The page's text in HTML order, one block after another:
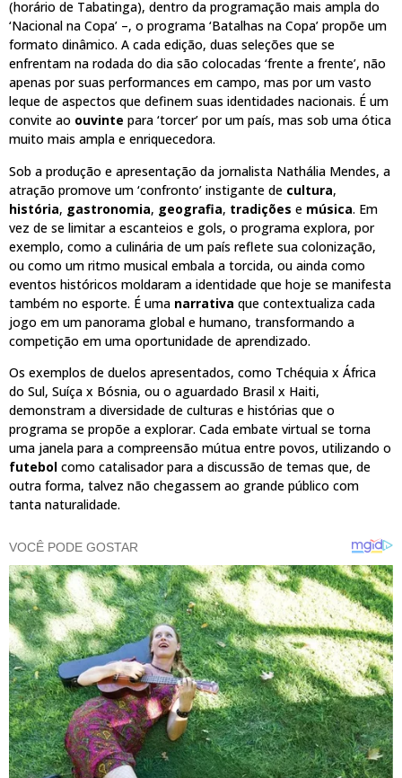
(horário de Tabatinga), dentro da programação mais ampla do
‘Nacional na Copa’ –, o programa ‘Batalhas na Copa’ propõe um
formato dinâmico. A cada edição, duas seleções que se
enfrentam na rodada do dia são colocadas ‘frente a frente’, não
apenas por suas performances em campo, mas por um vasto
leque de aspectos que definem suas identidades nacionais. É um
convite ao ouvinte para ‘torcer’ por um país, mas sob uma ótica
muito mais ampla e enriquecedora.
Sob a produção e apresentação da jornalista Nathália Mendes, a
atração promove um ‘confronto’ instigante de cultura,
história, gastronomia, geografia, tradições e música. Em
vez de se limitar a escanteios e gols, o programa explora, por
exemplo, como a culinária de um país reflete sua colonização,
ou como um ritmo musical embala a torcida, ou ainda como
eventos históricos moldaram a identidade que hoje se manifesta
também no esporte. É uma narrativa que contextualiza cada
jogo em um panorama global e humano, transformando a
competição em uma oportunidade de aprendizado.
Os exemplos de duelos apresentados, como Tchéquia x África
do Sul, Suíça x Bósnia, ou o aguardado Brasil x Haiti,
demonstram a diversidade de culturas e histórias que o
programa se propõe a explorar. Cada embate virtual se torna
uma janela para a compreensão mútua entre povos, utilizando o
futebol como catalisador para a discussão de temas que, de
outra forma, talvez não chegassem ao grande público com
tanta naturalidade.